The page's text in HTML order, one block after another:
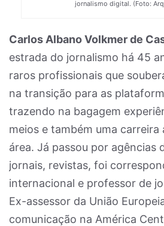
jornalismo digital. (Foto:
Carlos Albano Volkmer de
estrada do jornalismo há 45
raros profissionais que
na transição para as
trazendo na bagagem
meios e também uma carreira
área. Já passou por agências
jornais, revistas, foi
internacional e professor de
Ex-assessor da União
comunicação na América